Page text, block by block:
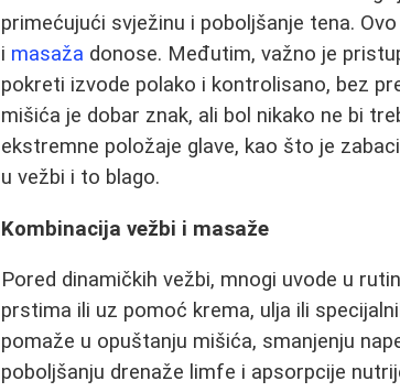
primećujući svježinu i poboljšanje tena.
i masaža donose. Međutim, važno je
pokreti izvode polako i kontrolisano, bez
mišića je dobar znak, ali bol nikako ne bi
ekstremne položaje glave, kao što je
u vežbi i to blago.
Kombinacija vežbi i masaže
Pored dinamičkih vežbi, mnogi uvode u
prstima ili uz pomoć krema, ulja ili
pomaže u opuštanju mišića, smanjenju
poboljšanju drenaže limfe i apsorpcije